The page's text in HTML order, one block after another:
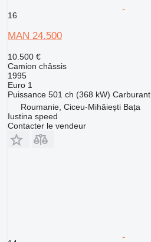
16
MAN 24.500
10.500 €
Camion châssis
1995
Euro 1
Puissance 501 ch (368 kW) Carburant
Roumanie, Ciceu-Mihăiești Bața
Iustina speed
Contacter le vendeur